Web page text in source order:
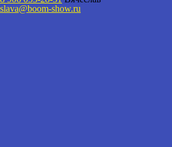
slava@boom-show.ru